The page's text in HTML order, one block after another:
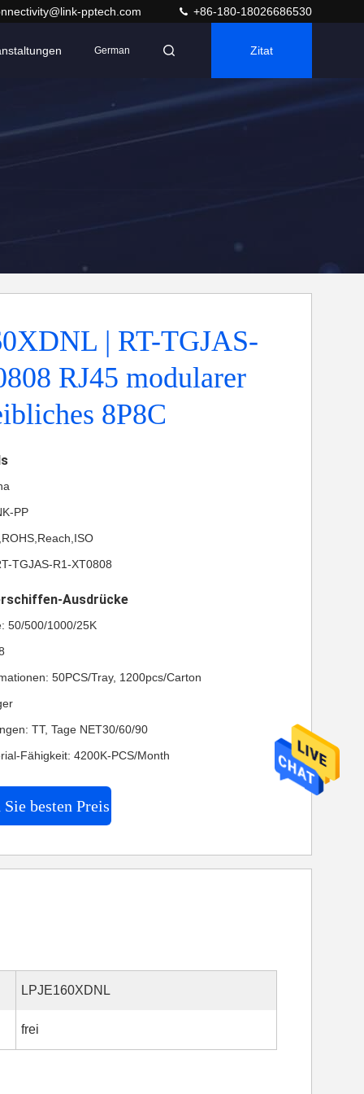
pptech.com +86-180-18026686530
German Zitat
| RT-TGJAS-
RJ45 modularer
8P8C
PP
TGJAS-R1-XT0808
Ausdrücke
50/500/1000/25K
50PCS/Tray, 1200pcs/Carton
TT, Tage NET30/60/90
Fähigkeit: 4200K-PCS/Month
besten Preis
LPJE160XDNL
frei